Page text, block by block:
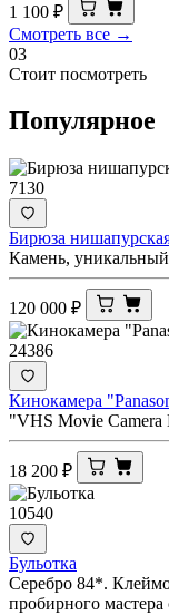
1 100 ₽
Смотреть все →
03
Стоит посмотреть
Популярное
7130
Бирюза
Камень,
120 000 ₽
24386
Кинокамера
"VHS Movie
18 200 ₽
10540
Бульотка
Серебро 84*.
пробирного